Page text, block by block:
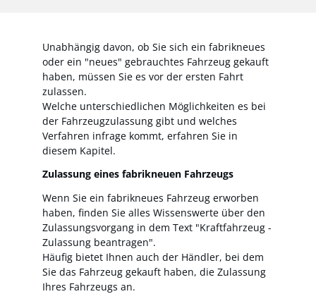
Unabhängig davon, ob Sie sich ein fabrikneues
oder ein "neues" gebrauchtes Fahrzeug gekauft
haben, müssen Sie es vor der ersten Fahrt
zulassen.
Welche unterschiedlichen Möglichkeiten es bei
der Fahrzeugzulassung gibt und welches
Verfahren infrage kommt, erfahren Sie in
diesem Kapitel.
Zulassung eines fabrikneuen Fahrzeugs
Wenn Sie ein fabrikneues Fahrzeug erworben
haben, finden Sie alles Wissenswerte über den
Zulassungsvorgang in dem Text "Kraftfahrzeug -
Zulassung beantragen".
Häufig bietet Ihnen auch der Händler, bei dem
Sie das Fahrzeug gekauft haben, die Zulassung
Ihres Fahrzeugs an.